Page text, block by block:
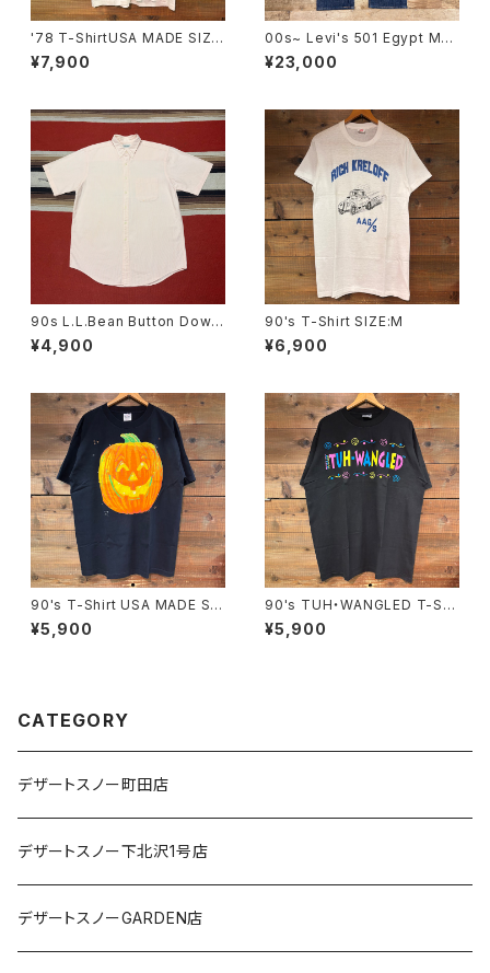
'78 T-ShirtUSA MADE SIZE:
L
¥7,900
00s~ Levi's 501 Egypt MA
DE SIZE:32×30
¥23,000
90s L.L.Bean Button Down
Short Sleeve Stripe Shirt s
ize M
¥4,900
90's T-Shirt SIZE:M
¥6,900
90's T-Shirt USA MADE SIZ
E:XL
¥5,900
90's TUH・WANGLED T-Shi
rt USA MADE SIZE:XL
¥5,900
CATEGORY
デザートスノー町田店
デザートスノー下北沢1号店
デザートスノーGARDEN店